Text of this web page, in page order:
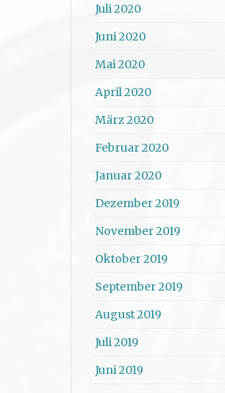
Juli 2020
Juni 2020
Mai 2020
April 2020
März 2020
Februar 2020
Januar 2020
Dezember 2019
November 2019
Oktober 2019
September 2019
August 2019
Juli 2019
Juni 2019